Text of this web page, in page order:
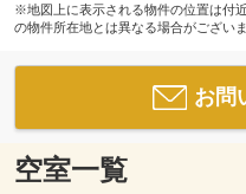
※地図上に表示される物件の位置は付
の物件所在地とは異なる場合がございま
お問
空室一覧